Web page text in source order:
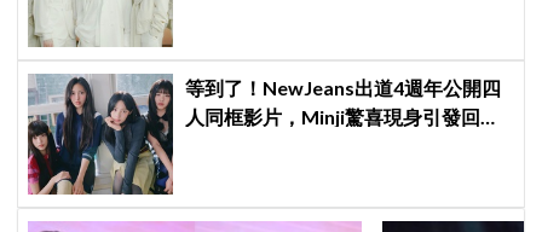
等到了！NewJeans出道4週年公開四
人同框影片，Minji驚喜現身引發回歸